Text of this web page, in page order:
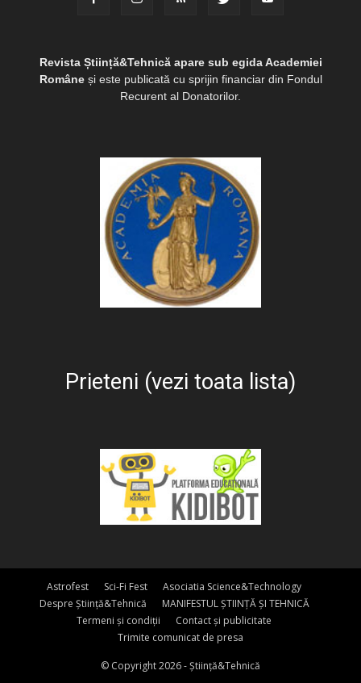
Revista Știință&Tehnică apare sub egida Academiei
Româneși este publicată cu sprijin financiar din Fondul
Recurent al Donatorilor.
Prieteni (vezi toata lista)
Astrofest Sci-Fi Fest
Asociatia Science&Technology
Despre Știință&Tehnică
MANIFESTUL ȘTIINȚĂ ȘI TEHNICĂ
Termeni și condiții
Contact și publicitate
Trimite comunicat de presa
© Copyright 2026 - Știință&Tehnică